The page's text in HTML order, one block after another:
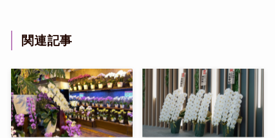
関連記事